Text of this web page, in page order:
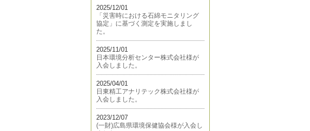
2025/12/01
「災害時における石綿モニタリング
協定」に基づく測定を実施しまし
た。
2025/11/01
日本環境分析センター株式会社様が
入会しました。
2025/04/01
日東精工アナリテック株式会社様が
入会しました。
2023/12/07
(一財)広島県環境保健協会様が入会し